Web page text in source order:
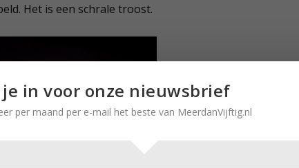
Het is een schrale troost.
in voor onze nieuwsbrief
per maand per e-mail het beste van MeerdanVijftig.nl